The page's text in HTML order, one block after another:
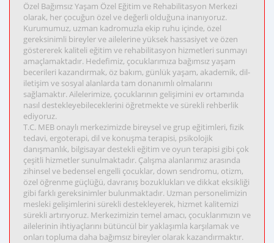
Özel Bağımsız Yaşam Özel Eğitim ve Rehabilitasyon Merkezi
olarak, her çocuğun özel ve değerli olduğuna inanıyoruz.
Kurumumuz, uzman kadromuzla ekip ruhu içinde, özel
gereksinimli bireyler ve ailelerine yüksek hassasiyet ve özen
göstererek kaliteli eğitim ve rehabilitasyon hizmetleri sunmayı
amaçlamaktadır. Hedefimiz, çocuklarımıza bağımsız yaşam
becerileri kazandırmak, öz bakım, günlük yaşam, akademik, dil-
iletişim ve sosyal alanlarda tam donanımlı olmalarını
sağlamaktır. Ailelerimize, çocuklarının gelişimini ev ortamında
nasıl destekleyebileceklerini öğretmekte ve sürekli rehberlik
ediyoruz.
T.C. MEB onaylı merkezimizde bireysel ve grup eğitimleri, fizik
tedavi, ergoterapi, dil ve konuşma terapisi, psikolojik
danışmanlık, bilgisayar destekli eğitim ve oyun terapisi gibi çok
çeşitli hizmetler sunulmaktadır. Çalışma alanlarımız arasında
zihinsel ve bedensel engelli çocuklar, down sendromu, otizm,
özel öğrenme güçlüğü, davranış bozuklukları ve dikkat eksikliği
gibi farklı gereksinimler bulunmaktadır. Uzman personelimizin
mesleki gelişimlerini sürekli destekleyerek, hizmet kalitemizi
sürekli artırıyoruz. Merkezimizin temel amacı, çocuklarımızın ve
ailelerinin ihtiyaçlarını bütüncül bir yaklaşımla karşılamak ve
onları topluma daha bağımsız bireyler olarak kazandırmaktır.